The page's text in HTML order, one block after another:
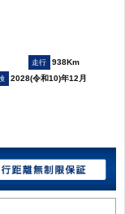
938Km
2028(令和10)年12月